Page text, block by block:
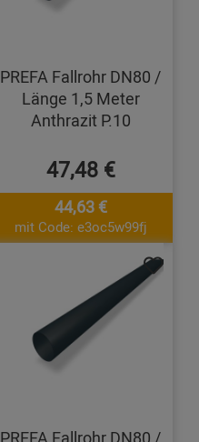
PREFA Fallrohr DN80 /
Länge 1,5 Meter
Anthrazit P.10
47,48 €
44,63 €
mit Code: e3oc5w99fj
PREFA Fallrohr DN80 /